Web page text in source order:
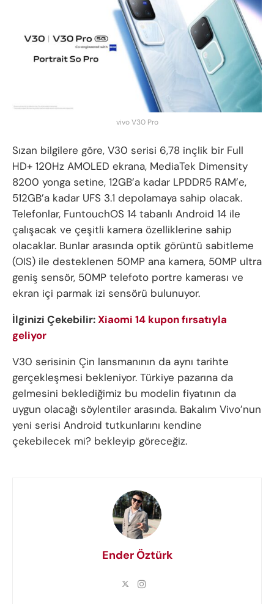
vivo V30 Pro
Sızan bilgilere göre, V30 serisi 6,78 inçlik bir Full
HD+ 120Hz AMOLED ekrana, MediaTek Dimensity
8200 yonga setine, 12GB’a kadar LPDDR5 RAM’e,
512GB’a kadar UFS 3.1 depolamaya sahip olacak.
Telefonlar, FuntouchOS 14 tabanlı Android 14 ile
çalışacak ve çeşitli kamera özelliklerine sahip
olacaklar. Bunlar arasında optik görüntü sabitleme
(OIS) ile desteklenen 50MP ana kamera, 50MP ultra
geniş sensör, 50MP telefoto portre kamerası ve
ekran içi parmak izi sensörü bulunuyor.
İlginizi Çekebilir:Xiaomi 14 kupon fırsatıyla
geliyor
V30 serisinin Çin lansmanının da aynı tarihte
gerçekleşmesi bekleniyor. Türkiye pazarına da
gelmesini beklediğimiz bu modelin fiyatının da
uygun olacağı söylentiler arasında. Bakalım Vivo’nun
yeni serisi Android tutkunlarını kendine
çekebilecek mi? bekleyip göreceğiz.
Ender Öztürk